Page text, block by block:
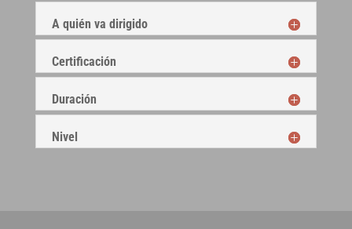
A quién va dirigido
Certificación
Duración
Nivel